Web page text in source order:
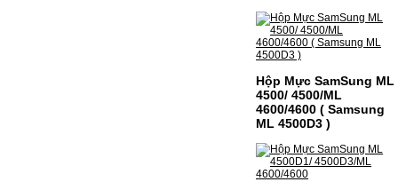
Hộp Mực SamSung ML
4500/ 4500/ML
4600/4600 ( Samsung
ML 4500D3 )